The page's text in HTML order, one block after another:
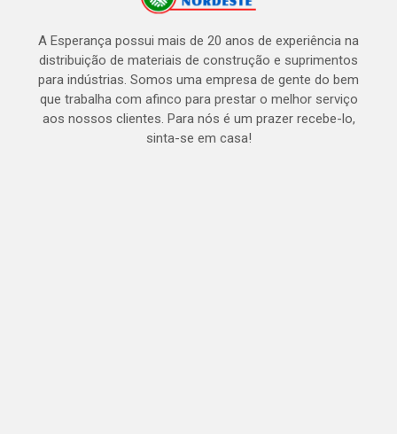
A Esperança possui mais de 20 anos de experiência na
distribuição de materiais de construção e suprimentos
para indústrias. Somos uma empresa de gente do bem
que trabalha com afinco para prestar o melhor serviço
aos nossos clientes. Para nós é um prazer recebe-lo,
sinta-se em casa!